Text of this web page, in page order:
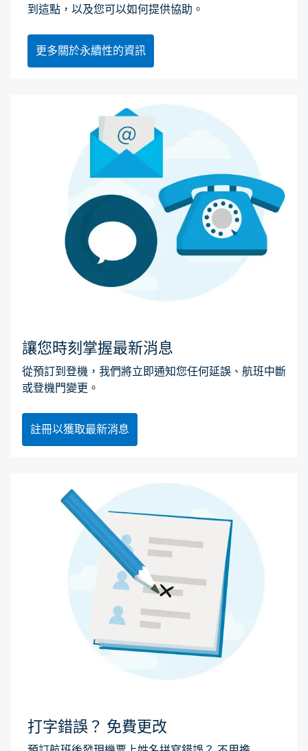
到這點，以及您可以如何提供協助。
更多關於永續性的資訊
讓您時刻掌握最新消息
從預訂到登機，我們將立即通知您任何延誤、航班中斷
或登機門變更。
註冊以獲取最新消息
打字錯誤？ 免費更改